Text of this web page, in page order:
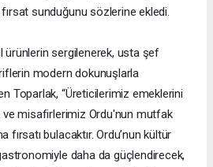
sunduğunu sözlerine ekledi.
ürünlerin sergilenerek, usta şef
modern dokunuşlarla
Toparlak, “Üreticilerimiz emeklerini
misafirlerimiz Ordu'nun mutfak
fırsatı bulacaktır. Ordu’nun kültür
daha da güçlendirecek,